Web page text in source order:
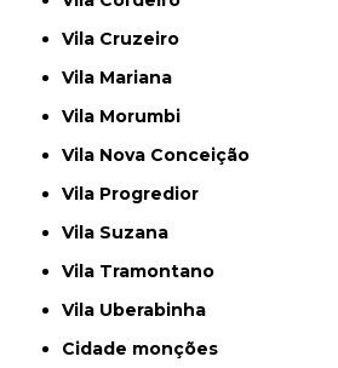
Vila Cruzeiro
Vila Mariana
Vila Morumbi
Vila Nova Conceição
Vila Progredior
Vila Suzana
Vila Tramontano
Vila Uberabinha
cidade monções